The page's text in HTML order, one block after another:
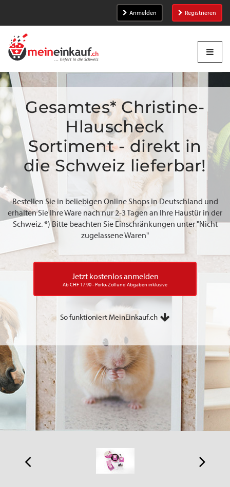
Anmelden Registrieren
Gesamtes* Christine-
Hlauscheck
Sortiment - direkt in
die Schweiz lieferbar!
Bestellen Sie in beliebigen Online Shops in Deutschland und
erhalten Sie Ihre Ware nach nur 2-3 Tagen an Ihre Haustür in der
Schweiz. *) Bitte beachten Sie Einschränkungen unter "Nicht
zugelassene Waren"
Jetzt kostenlos anmelden
Ab CHF 17.90 - Porto, Zoll und Abgaben inklusive
So funktioniert MeinEinkauf.ch